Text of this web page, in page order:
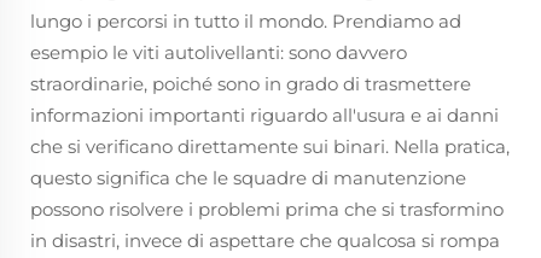
lungo i percorsi in tutto il mondo. Prendiamo ad
esempio le viti autolivellanti: sono davvero
straordinarie, poiché sono in grado di trasmettere
informazioni importanti riguardo all'usura e ai danni
che si verificano direttamente sui binari. Nella pratica,
questo significa che le squadre di manutenzione
possono risolvere i problemi prima che si trasformino
in disastri, invece di aspettare che qualcosa si rompa